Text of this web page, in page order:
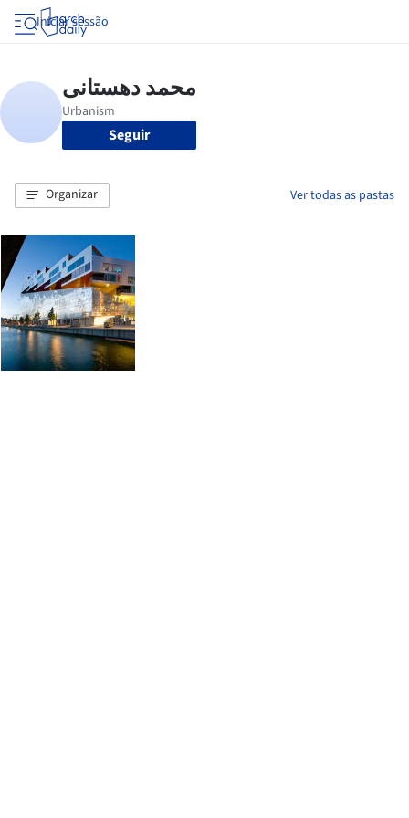
Iniciar sessão
Seguir
Organizar Ver todas as pastas